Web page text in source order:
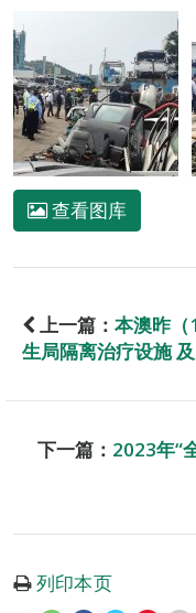
查看图库
上一篇： 本澳昨（
生局隔离治疗设施
下一篇： 2023年“
列印本页